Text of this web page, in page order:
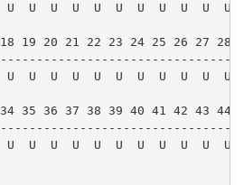
U  U  U  U  U  U  U  U  U  U  U
19 20 21 22 23 24 25 26 27 28
U  U  U  U  U  U  U  U  U  U  U
35 36 37 38 39 40 41 42 43 44
U  U  U  U  U  U  U  U  U  U  U